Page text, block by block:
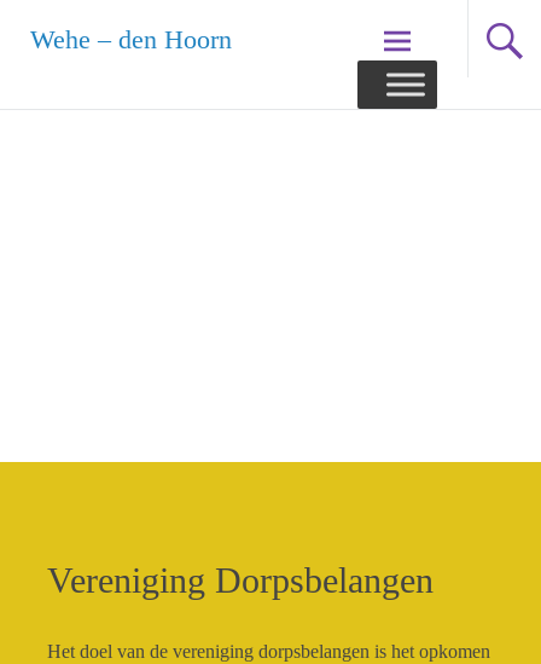
Wehe – den Hoorn
Vereniging Dorpsbelangen
Het doel van de vereniging dorpsbelangen is het opkomen